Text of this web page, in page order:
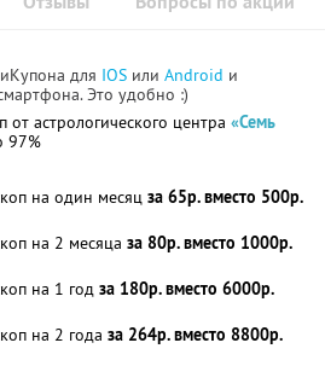
для IOS или Android и
Это удобно :)
астрологического центра «Семь
97%
на один месяц за 65р. вместо 500р.
на 2 месяца за 80р. вместо 1000р.
на 1 год за 180р. вместо 6000р.
на 2 года за 264р. вместо 8800р.